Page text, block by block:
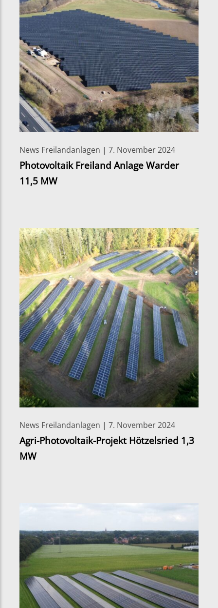
News Freilandanlagen | 7. November 2024
Photovoltaik Freiland Anlage Warder
11,5 MW
News Freilandanlagen | 7. November 2024
Agri-Photovoltaik-Projekt Hötzelsried 1,3
MW